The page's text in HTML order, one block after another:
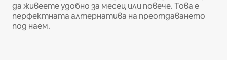
да живеете удобно за месец или повече. Това е
перфектната алтернатива на преотдаването
под наем.